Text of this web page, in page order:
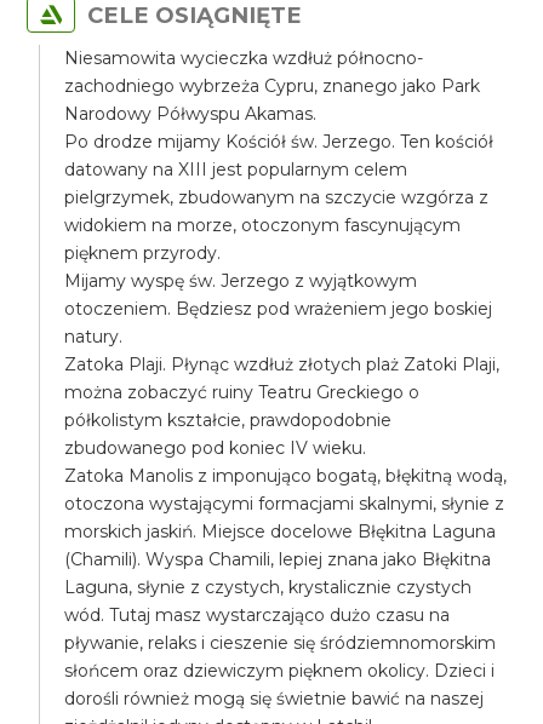
CELE OSIĄGNIĘTE
Niesamowita wycieczka wzdłuż północno-
zachodniego wybrzeża Cypru, znanego jako Park
Narodowy Półwyspu Akamas.
Po drodze mijamy Kościół św. Jerzego. Ten kościół
datowany na XIII jest popularnym celem
pielgrzymek, zbudowanym na szczycie wzgórza z
widokiem na morze, otoczonym fascynującym
pięknem przyrody.
Mijamy wyspę św. Jerzego z wyjątkowym
otoczeniem. Będziesz pod wrażeniem jego boskiej
natury.
Zatoka Plaji. Płynąc wzdłuż złotych plaż Zatoki Plaji,
można zobaczyć ruiny Teatru Greckiego o
półkolistym kształcie, prawdopodobnie
zbudowanego pod koniec IV wieku.
Zatoka Manolis z imponująco bogatą, błękitną wodą,
otoczona wystającymi formacjami skalnymi, słynie z
morskich jaskiń. Miejsce docelowe Błękitna Laguna
(Chamili). Wyspa Chamili, lepiej znana jako Błękitna
Laguna, słynie z czystych, krystalicznie czystych
wód. Tutaj masz wystarczająco dużo czasu na
pływanie, relaks i cieszenie się śródziemnomorskim
słońcem oraz dziewiczym pięknem okolicy. Dzieci i
dorośli również mogą się świetnie bawić na naszej